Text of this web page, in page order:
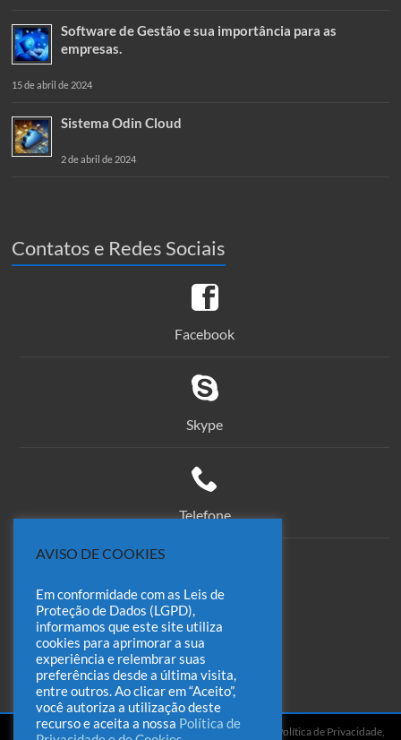
Software de Gestão e sua importância para as
empresas.
15 de abril de 2024
Sistema Odin Cloud
2 de abril de 2024
Contatos e Redes Sociais
Facebook
Skype
Telefone
comercial@odin.com.br
CONTATO | FALE CONOSCO ÁREA DO CLIENTE Política de Privacidade,
AVISO DE COOKIES
Em conformidade com as Leis de
Proteção de Dados (LGPD),
informamos que este site utiliza
cookies para aprimorar a sua
experiência e relembrar suas
preferências desde a última visita,
entre outros. Ao clicar em “Aceito”,
você autoriza a utilização deste
recurso e aceita a nossa Política de